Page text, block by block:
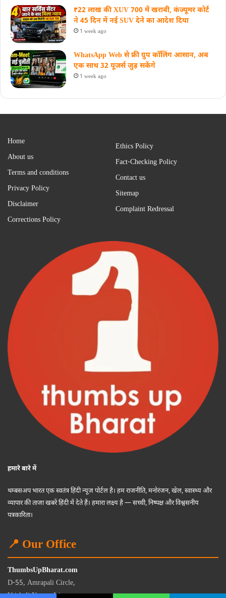
₹22 लाख की XUV 700 में खराबी, कंज्यूमर कोर्ट
ने 45 दिन में नई SUV देने का आदेश दिया
1 week ago
WhatsApp Web से फ्री ग्रुप कॉलिंग आसान, अब
एक साथ 32 यूजर्स जुड़ सकेंगे
1 week ago
Home
About us
Terms and conditions
Privacy Policy
Disclaimer
Corrections Policy
Ethics Policy
Fact-Checking Policy
Contact us
Sitemap
Complaint Redressal
हमारे बारे में
थम्बसअप भारत एक स्वतंत्र हिंदी न्यूज पोर्टल है। हम राजनीति, मनोरंजन, खेल, स्वास्थ्य और
व्यापार की ताजा खबरें हिंदी में देते हैं। हमारा लक्ष्य है — सच्ची, निष्पक्ष और विश्वसनीय
पत्रकारिता।
📍 Our Office
ThumbsUpBharat.com
D-55, Amrapali Circle,
Vaishali Nagar, Jaipur